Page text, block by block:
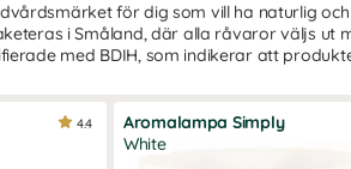
för dig som vill ha naturlig
i Småland, där alla råvaror väljs ut
med BDIH, som indikerar att
4.4
Aromalampa Simply
White